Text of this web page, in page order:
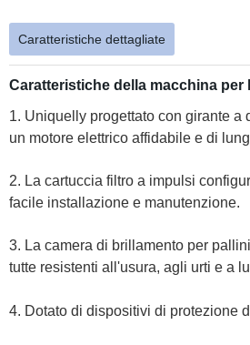
Caratteristiche dettagliate
Caratteristiche della macchina
1. Uniquelly progettato con girante
un motore elettrico affidabile e di
2. La cartuccia filtro a impulsi
facile installazione e manutenzione.
3. La camera di brillamento per
tutte resistenti all'usura, agli urti e a
4. Dotato di dispositivi di protezione